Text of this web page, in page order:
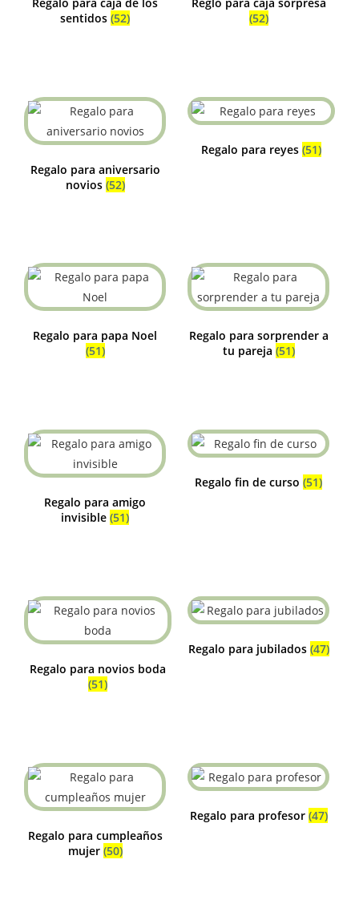
sentidos (52)
(52)
Regalo para aniversario
novios (52)
Regalo para reyes (51)
Regalo para papa Noel
(51)
Regalo para sorprender a
tu pareja (51)
Regalo para amigo
invisible (51)
Regalo fin de curso (51)
Regalo para novios boda
(51)
Regalo para jubilados (47)
Regalo para cumpleaños
mujer (50)
Regalo para profesor (47)